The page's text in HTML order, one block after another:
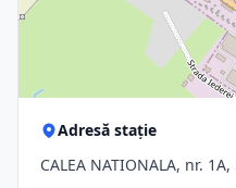
Adresă stație
CALEA NATIONALA, nr.